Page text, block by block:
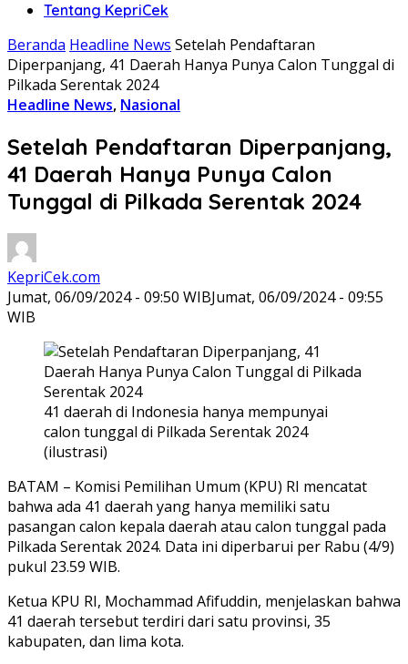
Tentang KepriCek
Beranda Headline News Setelah Pendaftaran
Diperpanjang, 41 Daerah Hanya Punya Calon Tunggal di
Pilkada Serentak 2024
Headline News, Nasional
Setelah Pendaftaran Diperpanjang,
41 Daerah Hanya Punya Calon
Tunggal di Pilkada Serentak 2024
KepriCek.com
Jumat, 06/09/2024 - 09:50 WIBJumat, 06/09/2024 - 09:55
WIB
41 daerah di Indonesia hanya mempunyai
calon tunggal di Pilkada Serentak 2024
(ilustrasi)
BATAM – Komisi Pemilihan Umum (KPU) RI mencatat
bahwa ada 41 daerah yang hanya memiliki satu
pasangan calon kepala daerah atau calon tunggal pada
Pilkada Serentak 2024. Data ini diperbarui per Rabu (4/9)
pukul 23.59 WIB.
Ketua KPU RI, Mochammad Afifuddin, menjelaskan bahwa
41 daerah tersebut terdiri dari satu provinsi, 35
kabupaten, dan lima kota.